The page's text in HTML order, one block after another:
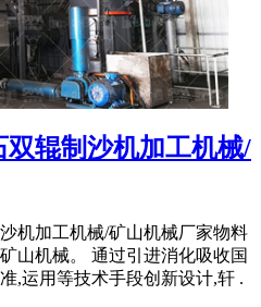
双辊制沙机加工机械/
机加工机械/矿山机械厂家物料
山机械。 通过引进消化吸收国
,运用等技术手段创新设计,轩 .